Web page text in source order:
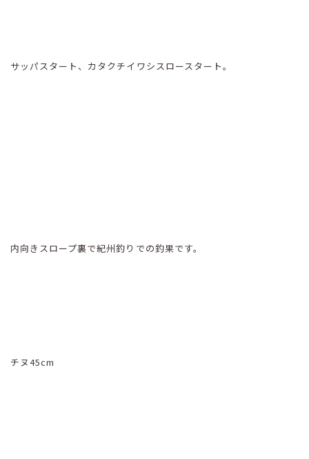
サッパスタート、カタクチイワシスロースタート。
内向きスロープ裏で紀州釣りでの釣果です。
チヌ45cm